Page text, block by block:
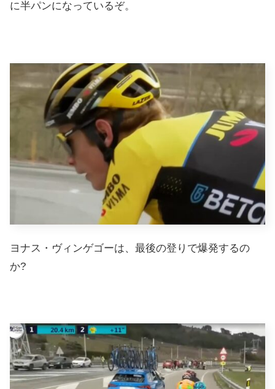
に半パンになっているぞ。
ヨナス・ヴィンゲゴーは、最後の登りで爆発するの
か?